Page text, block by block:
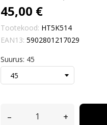
45,00 €
Tootekood: HT5K514
EAN13: 5902801217029
Suurus: 45
– +